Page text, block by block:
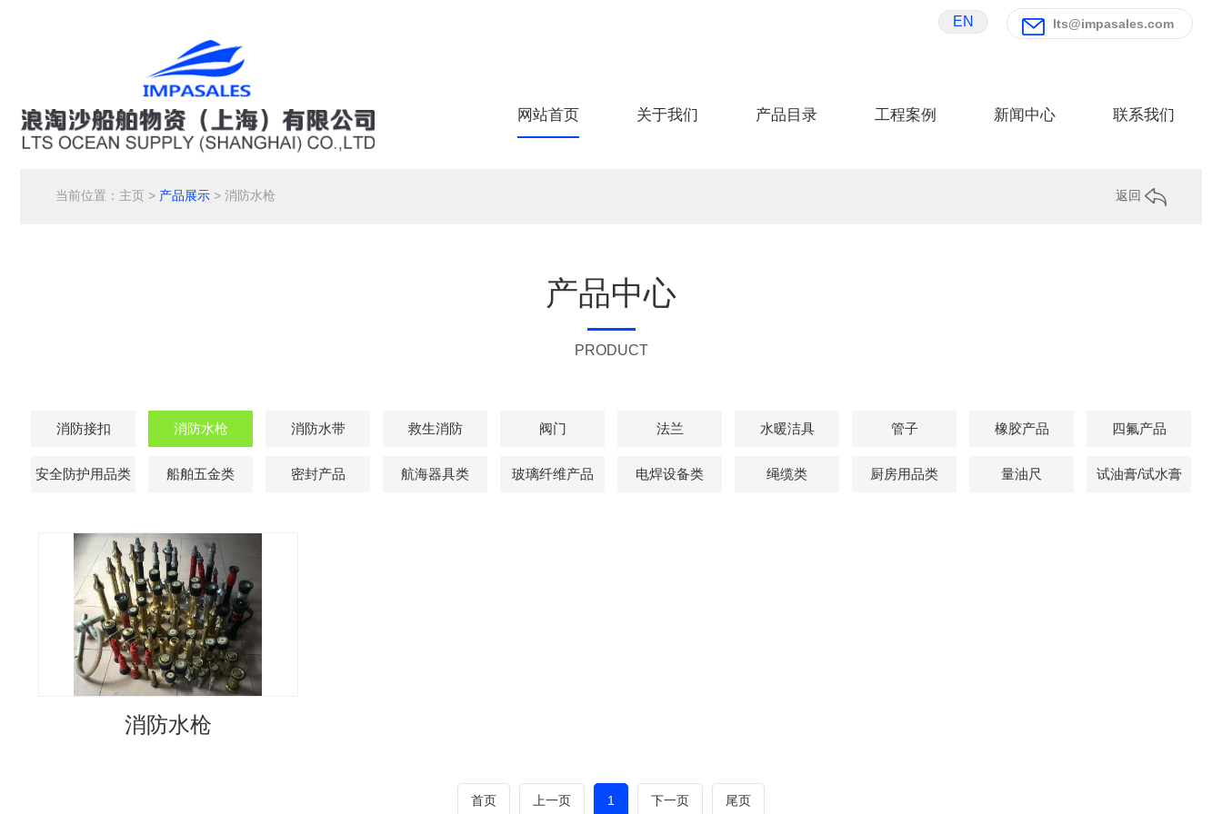
lts@impasales.com
EN
网站首页 关于我们 产品目录 工程案例 新闻中心 联系我们
当前位置： 主页 > 产品展示 > 消防水枪 返回
产品中心
PRODUCT
消防接扣 消防水枪 消防水带 救生消防 阀门 法兰 水暖洁具 管子 橡胶产品 四氟产品
安全防护用品类 船舶五金类 密封产品 航海器具类 玻璃纤维产品 电焊设备类 绳缆类 厨房用品类 量油尺 试油膏/试水膏
消防水枪
首页 上一页 1 下一页 尾页